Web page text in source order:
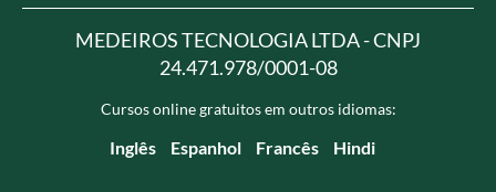
MEDEIROS TECNOLOGIA LTDA - CNPJ
24.471.978/0001-08
Cursos online gratuitos em outros idiomas:
Inglês Espanhol Francês Hindi